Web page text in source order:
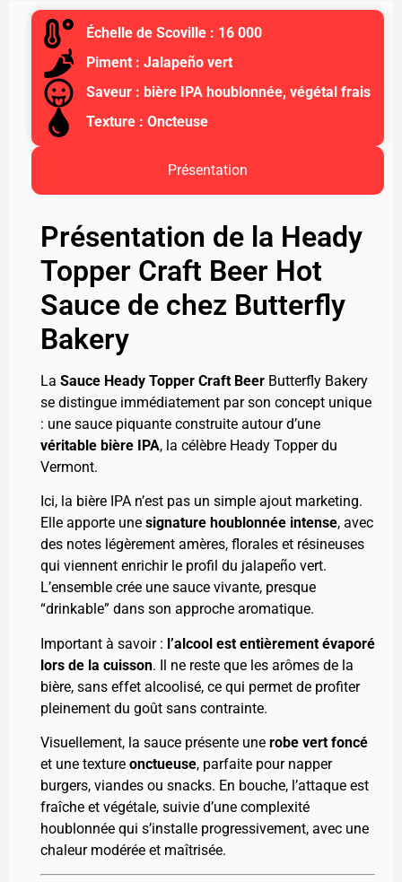
Échelle de Scoville : 16 000
Piment : Jalapeño vert
Saveur : bière IPA houblonnée, végétal frais
Texture : Oncteuse
Présentation
Présentation de la Heady
Topper Craft Beer Hot
Sauce de chez Butterfly
Bakery
La Sauce Heady Topper Craft Beer Butterfly Bakery
se distingue immédiatement par son concept unique
: une sauce piquante construite autour d’une
véritable bière IPA, la célèbre Heady Topper du
Vermont.
Ici, la bière IPA n’est pas un simple ajout marketing.
Elle apporte une signature houblonnée intense, avec
des notes légèrement amères, florales et résineuses
qui viennent enrichir le profil du jalapeño vert.
L’ensemble crée une sauce vivante, presque
“drinkable” dans son approche aromatique.
Important à savoir : l’alcool est entièrement évaporé
lors de la cuisson. Il ne reste que les arômes de la
bière, sans effet alcoolisé, ce qui permet de profiter
pleinement du goût sans contrainte.
Visuellement, la sauce présente une robe vert foncé
et une texture onctueuse, parfaite pour napper
burgers, viandes ou snacks. En bouche, l’attaque est
fraîche et végétale, suivie d’une complexité
houblonnée qui s’installe progressivement, avec une
chaleur modérée et maîtrisée.